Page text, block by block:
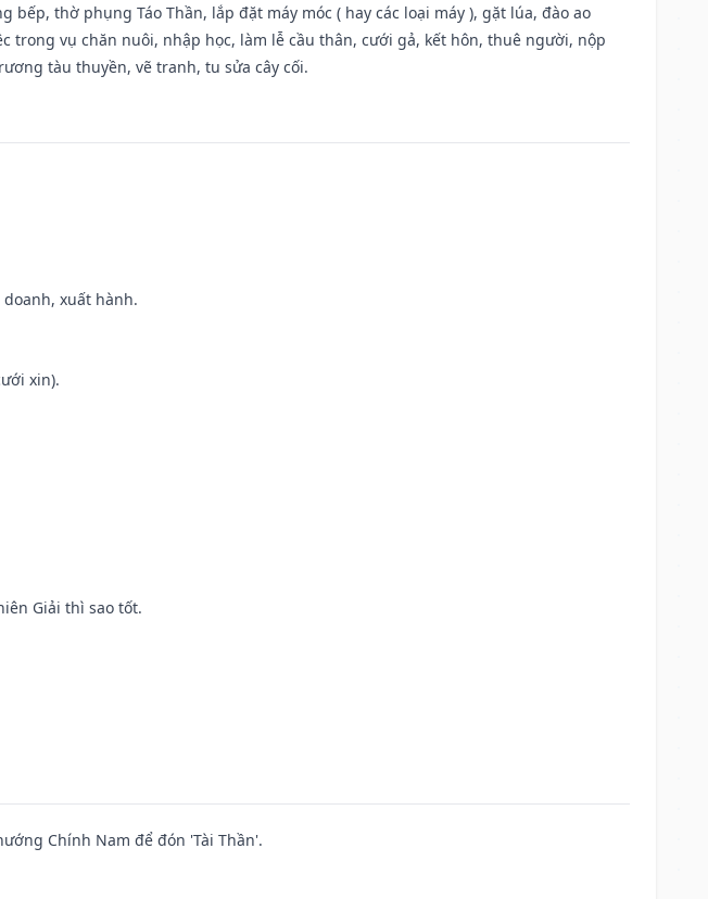
bếp, thờ phụng Táo Thần, lắp đặt máy móc ( hay các loại máy ), gặt lúa, đào ao
trong vụ chăn nuôi, nhập học, làm lễ cầu thân, cưới gả, kết hôn, thuê người, nộp
tàu thuyền, vẽ tranh, tu sửa cây cối.
doanh, xuất hành.
xin).
Giải thì sao tốt.
Chính Nam để đón 'Tài Thần'.